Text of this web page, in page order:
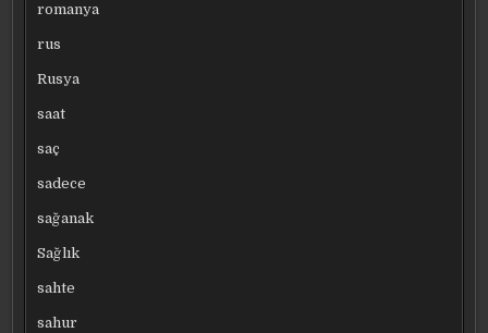
romanya
rus
Rusya
saat
saç
sadece
sağanak
Sağlık
sahte
sahur